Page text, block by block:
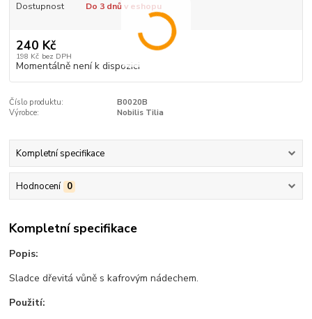
Dostupnost Do 3 dnů v eshopu
240 Kč
198 Kč bez DPH
Momentálně není k dispozici
Číslo produktu:
B0020B
Výrobce:
Nobilis Tilia
Kompletní specifikace
Hodnocení 0
Kompletní specifikace
Popis:
Sladce dřevitá vůně s kafrovým nádechem.
Použití: